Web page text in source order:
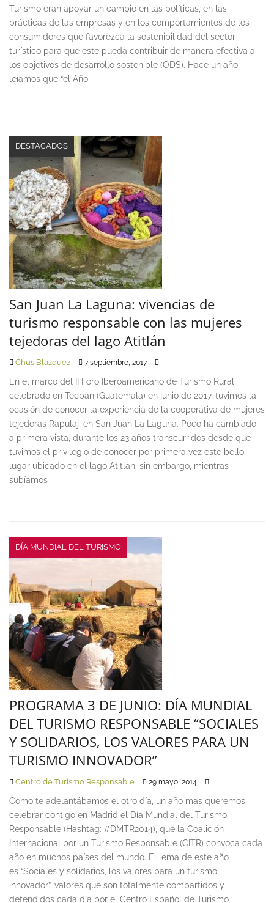
Turismo eran apoyar un cambio en las políticas, en las
prácticas de las empresas y en los comportamientos de los
consumidores que favorezca la sostenibilidad del sector
turístico para que este pueda contribuir de manera efectiva a
los objetivos de desarrollo sostenible (ODS). Hace un año
leíamos que “el Año
DESTACADOS
San Juan La Laguna: vivencias de
turismo responsable con las mujeres
tejedoras del lago Atitlán
Chus Blázquez 7 septiembre, 2017
En el marco del II Foro Iberoamericano de Turismo Rural,
celebrado en Tecpán (Guatemala) en junio de 2017, tuvimos la
ocasión de conocer la experiencia de la cooperativa de mujeres
tejedoras Rapulaj, en San Juan La Laguna. Poco ha cambiado,
a primera vista, durante los 23 años transcurridos desde que
tuvimos el privilegio de conocer por primera vez este bello
lugar ubicado en el lago Atitlán; sin embargo, mientras
subíamos
DÍA MUNDIAL DEL TURISMO
PROGRAMA 3 DE JUNIO: DÍA MUNDIAL
DEL TURISMO RESPONSABLE “SOCIALES
Y SOLIDARIOS, LOS VALORES PARA UN
TURISMO INNOVADOR”
Centro de Turismo Responsable 29 mayo, 2014
Como te adelantábamos el otro día, un año más queremos
celebrar contigo en Madrid el Día Mundial del Turismo
Responsable (Hashtag: #DMTR2014), que la Coalición
Internacional por un Turismo Responsable (CITR) convoca cada
año en muchos países del mundo. El lema de este año
es “Sociales y solidarios, los valores para un turismo
innovador”, valores que son totalmente compartidos y
defendidos cada día por el Centro Español de Turismo